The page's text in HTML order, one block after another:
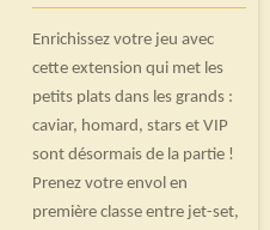
Enrichissez votre jeu avec
cette extension qui met les
petits plats dans les grands :
caviar, homard, stars et VIP
sont désormais de la partie !
Prenez votre envol en
première classe entre jet-set,